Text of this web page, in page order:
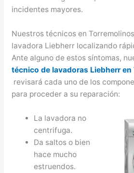
incidentes mayores.
Nuestros técnicos en
lavadora Liebherr localizando
Ante alguno de estos síntomas,
técnico de lavadoras Liebherr
revisará cada uno de los
para proceder a su reparación:
La lavadora no
centrifuga.
Da saltos o bien
hace mucho
estruendos.